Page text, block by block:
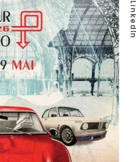
LinkedIn